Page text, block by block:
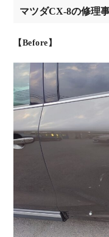
マツダCX-8の修理
【Before】